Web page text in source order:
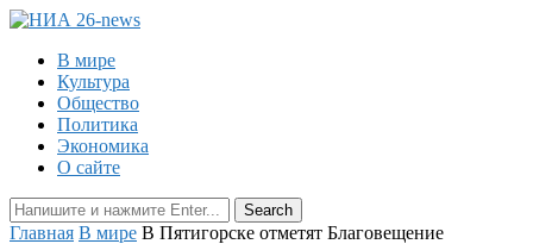
В мире
Культура
Общество
Политика
Экономика
О сайте
Главная В мире В Пятигорске отметят Благовещение